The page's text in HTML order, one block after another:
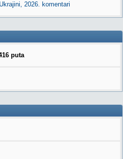
2026. komentari
puta